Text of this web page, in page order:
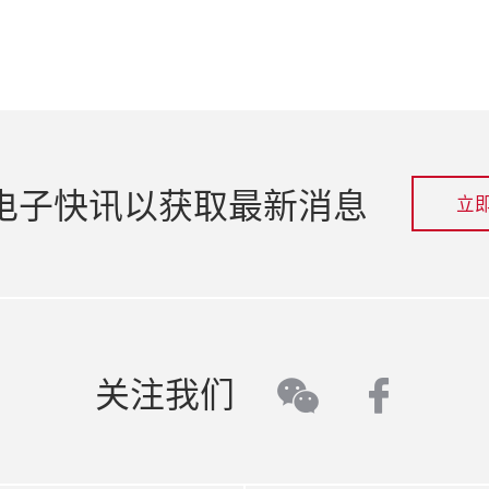
子快讯以获取最新消息 立
关注我们 wechat